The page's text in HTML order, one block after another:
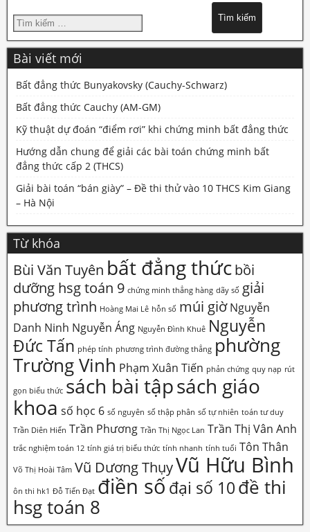
Bài viết mới
Bất đẳng thức Bunyakovsky (Cauchy-Schwarz)
Bất đẳng thức Cauchy (AM-GM)
Kỹ thuật dự đoán “điểm rơi” khi chứng minh bất đẳng thức
Hướng dẫn chung để giải các bài toán chứng minh bất
đẳng thức cấp 2 (THCS)
Giải bài toán “bán giày” – Đề thi thử vào 10 THCS Kim Giang
– Hà Nội
Từ khóa
Bùi Văn Tuyên bất đẳng thứcbồi
dưỡng hsg toán 9 chứng minh thẳng hàng dãy số giải
phương trình Hoàng Mai Lê hỗn số múi giờ Nguyễn
Danh Ninh Nguyễn Áng Nguyễn Đình Khuê Nguyễn
Đức Tấn phép tính phương trình đường thẳng phường
Trường Vinh Phạm Xuân Tiến phản chứng quy nạp rút
gọn biểu thức sách bài tậpsách giáo
khoa số học 6 số nguyên số thập phân số tự nhiên toán tư duy
Trần Diên Hiển Trần Phương Trần Thị Ngọc Lan Trần Thị Vân Anh
trắc nghiệm toán 12 tính giá trị biểu thức tính nhanh tính tuổi Tôn Thân
Võ Thị Hoài Tâm Vũ Dương ThụyVũ Hữu Bình
ôn thi hk1 Đỗ Tiến Đạt điền số đại số 10đề thi
hsg toán 8